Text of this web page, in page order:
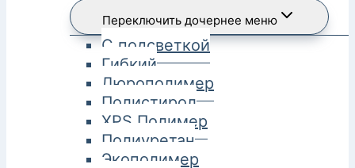
Переключить дочернее меню
С подсветкой
Гибкий
Дюрополимер
Полистирол
XPS Полимер
Полиуретан
Экополимер